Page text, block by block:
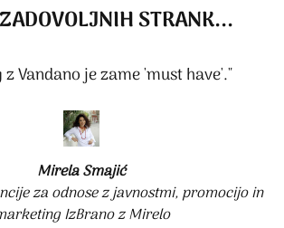
STRANK...
z Vandano je zame 'must have'."
Mirela Smajić
za odnose z javnostmi, promocijo in
IzBrano z Mirelo